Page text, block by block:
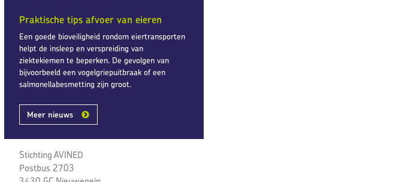
Praktische tips afvoer van eieren
Een goede bioveiligheid rondom eiertransporten
helpt de insleep en verspreiding van
ziektekiemen te beperken. De gevolgen van
bijvoorbeeld een vogelgriepuitbraak of een
salmonellabesmetting zijn groot.
Meer nieuws
Stichting AVINED
Postbus 2703